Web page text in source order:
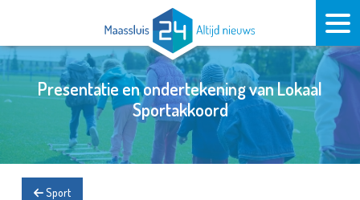
Presentatie en ondertekening van Lokaal
Sportakkoord
Sport